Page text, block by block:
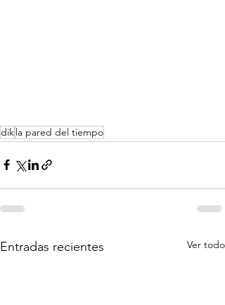
dikla pared del tiempo
Entradas recientes Ver todo